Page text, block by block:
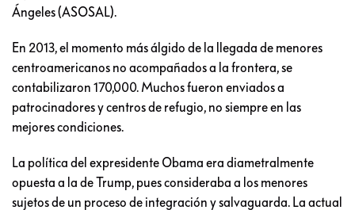
Ángeles (ASOSAL).
En 2013, el momento más álgido de la llegada de menores
centroamericanos no acompañados a la frontera, se
contabilizaron 170,000. Muchos fueron enviados a
patrocinadores y centros de refugio, no siempre en las
mejores condiciones.
La política del expresidente Obama era diametralmente
opuesta a la de Trump, pues consideraba a los menores
sujetos de un proceso de integración y salvaguarda. La actual